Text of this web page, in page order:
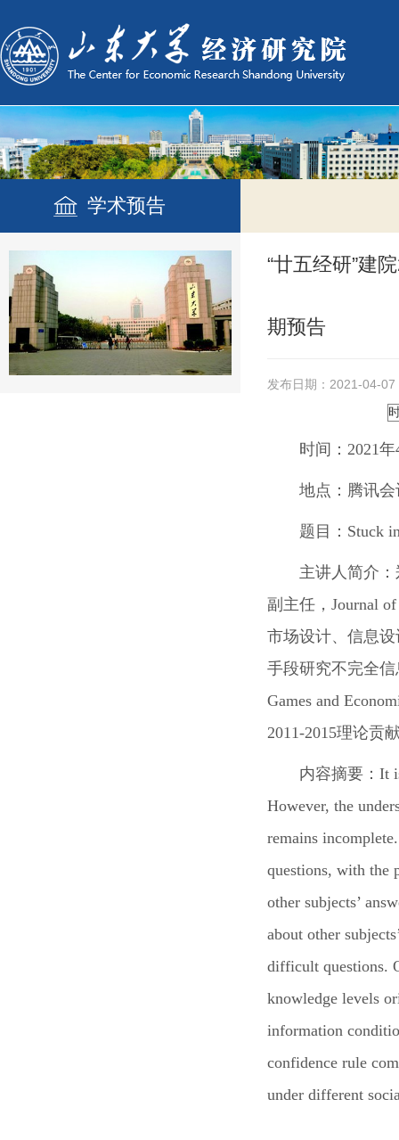
学术预告
“廿五经研”建
期预告
发布日期：2021-04-07
时间： 2021
地点： 腾讯
题目： Stuck
主讲人简介：
副主任，Journal
市场设计、信息
手段研究不完全信
Games and
2011-2015理论贡
内容摘要： It
However, the
remains
questions, with the
other subjects’
about other
difficult questions.
knowledge levels
information
confidence rule
under different